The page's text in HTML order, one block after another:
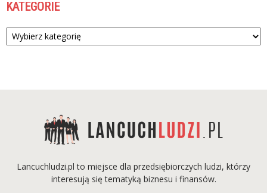
KATEGORIE
Kategorie
Lancuchludzi.pl to miejsce dla przedsiębiorczych ludzi, którzy
interesują się tematyką biznesu i finansów.